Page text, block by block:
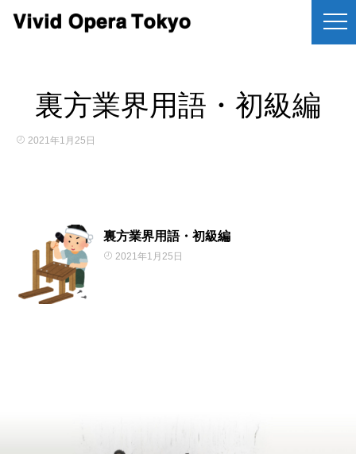
裏方業界用語・初級編
2021年1月25日
裏方業界用語・初級編
2021年1月25日